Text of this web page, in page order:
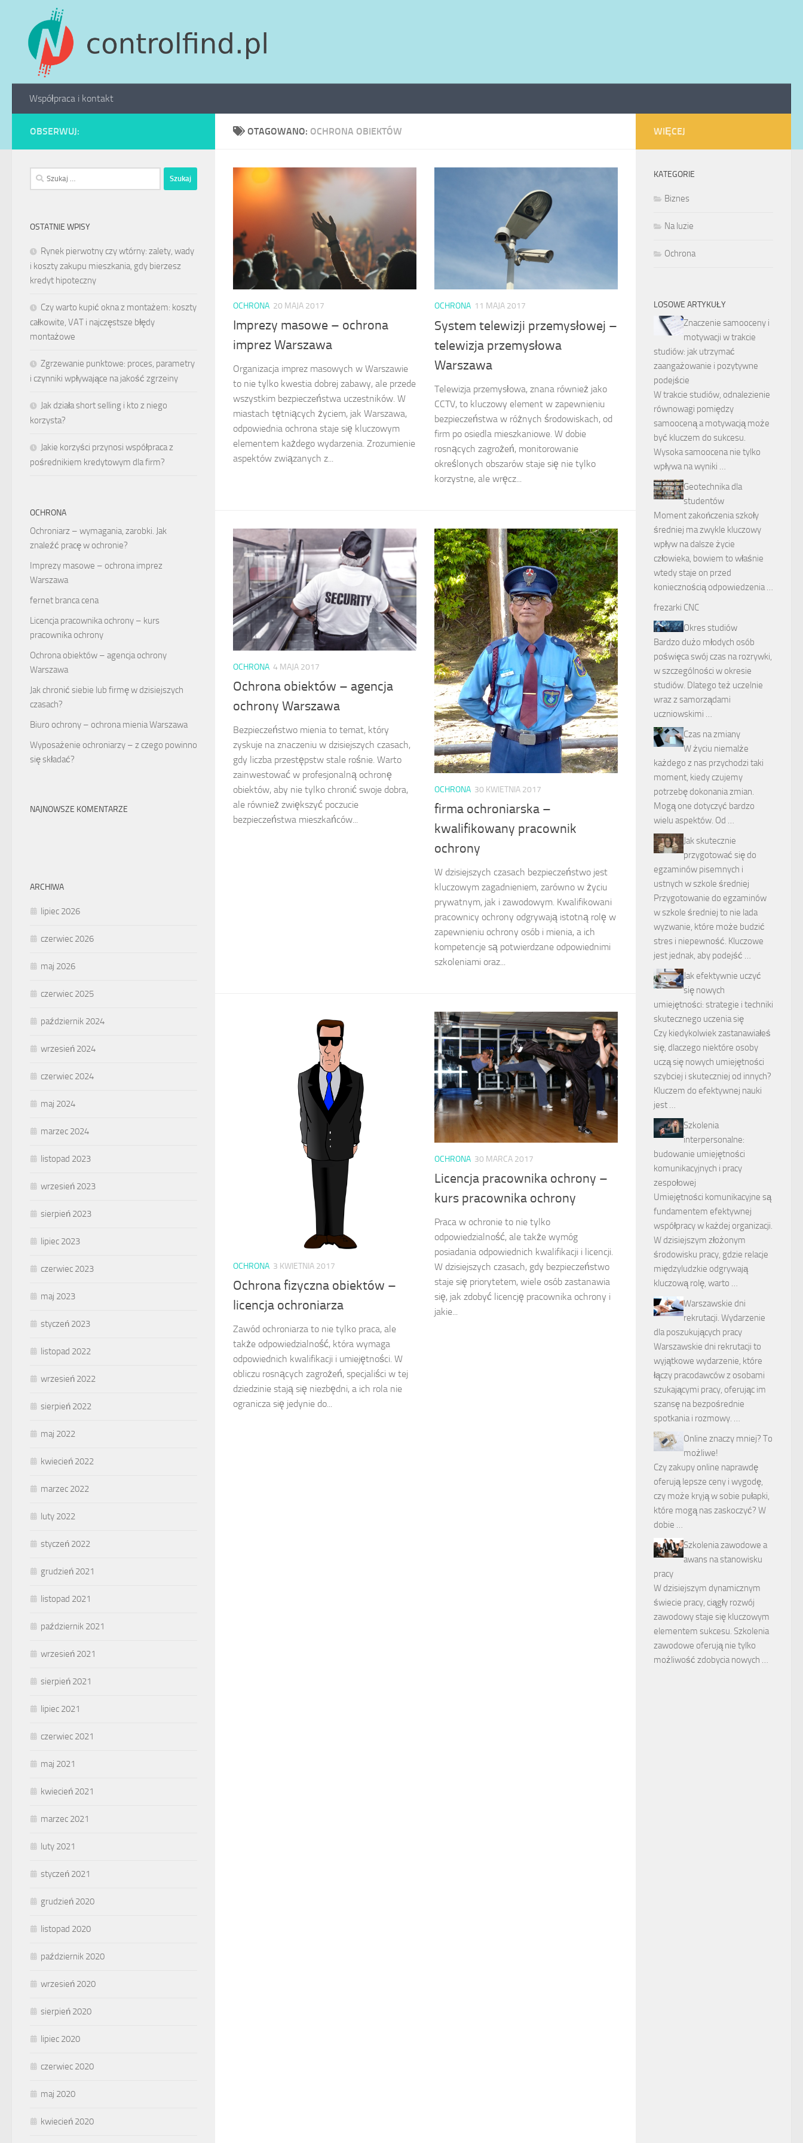
Skip to content
Współpraca i kontakt
OTAGOWANO: OCHRONA OBIEKTÓW
OCHRONA 20 MAJA 2017
Imprezy masowe – ochrona
imprez Warszawa
Organizacja imprez masowych w Warszawie
to nie tylko kwestia dobrej zabawy, ale przede
wszystkim bezpieczeństwa uczestników. W
miastach tętniących życiem, jak Warszawa,
odpowiednia ochrona staje się kluczowym
elementem każdego wydarzenia. Zrozumienie
aspektów związanych z...
OCHRONA 11 MAJA 2017
System telewizji przemysłowej –
telewizja przemysłowa
Warszawa
Telewizja przemysłowa, znana również jako
CCTV, to kluczowy element w zapewnieniu
bezpieczeństwa w różnych środowiskach, od
firm po osiedla mieszkaniowe. W dobie
rosnących zagrożeń, monitorowanie
określonych obszarów staje się nie tylko
korzystne, ale wręcz...
OCHRONA 4 MAJA 2017
Ochrona obiektów – agencja
ochrony Warszawa
Bezpieczeństwo mienia to temat, który
zyskuje na znaczeniu w dzisiejszych czasach,
gdy liczba przestępstw stale rośnie. Warto
zainwestować w profesjonalną ochronę
obiektów, aby nie tylko chronić swoje dobra,
ale również zwiększyć poczucie
bezpieczeństwa mieszkańców...
OCHRONA 30 KWIETNIA 2017
firma ochroniarska –
kwalifikowany pracownik
ochrony
W dzisiejszych czasach bezpieczeństwo jest
kluczowym zagadnieniem, zarówno w życiu
prywatnym, jak i zawodowym. Kwalifikowani
pracownicy ochrony odgrywają istotną rolę w
zapewnieniu ochrony osób i mienia, a ich
kompetencje są potwierdzane odpowiednimi
szkoleniami oraz...
OCHRONA 3 KWIETNIA 2017
Ochrona fizyczna obiektów –
licencja ochroniarza
Zawód ochroniarza to nie tylko praca, ale
także odpowiedzialność, która wymaga
odpowiednich kwalifikacji i umiejętności. W
obliczu rosnących zagrożeń, specjaliści w tej
dziedzinie stają się niezbędni, a ich rola nie
ogranicza się jedynie do...
OCHRONA 30 MARCA 2017
Licencja pracownika ochrony –
kurs pracownika ochrony
Praca w ochronie to nie tylko
odpowiedzialność, ale także wymóg
posiadania odpowiednich kwalifikacji i licencji.
W dzisiejszych czasach, gdy bezpieczeństwo
staje się priorytetem, wiele osób zastanawia
się, jak zdobyć licencję pracownika ochrony i
jakie...
OBSERWUJ:
Szukaj:
OSTATNIE WPISY
Rynek pierwotny czy wtórny: zalety, wady
i koszty zakupu mieszkania, gdy bierzesz
kredyt hipoteczny
Czy warto kupić okna z montażem: koszty
całkowite, VAT i najczęstsze błędy
montażowe
Zgrzewanie punktowe: proces, parametry
i czynniki wpływające na jakość zgrzeiny
Jak działa short selling i kto z niego
korzysta?
Jakie korzyści przynosi współpraca z
pośrednikiem kredytowym dla firm?
OCHRONA
Ochroniarz – wymagania, zarobki. Jak
znaleźć pracę w ochronie?
Imprezy masowe – ochrona imprez
Warszawa
fernet branca cena
Licencja pracownika ochrony – kurs
pracownika ochrony
Ochrona obiektów – agencja ochrony
Warszawa
Jak chronić siebie lub firmę w dzisiejszych
czasach?
Biuro ochrony – ochrona mienia Warszawa
Wyposażenie ochroniarzy – z czego powinno
się składać?
NAJNOWSZE KOMENTARZE
ARCHIWA
lipiec 2026
czerwiec 2026
maj 2026
czerwiec 2025
październik 2024
wrzesień 2024
czerwiec 2024
maj 2024
marzec 2024
listopad 2023
wrzesień 2023
sierpień 2023
lipiec 2023
czerwiec 2023
maj 2023
styczeń 2023
listopad 2022
wrzesień 2022
sierpień 2022
maj 2022
kwiecień 2022
marzec 2022
luty 2022
styczeń 2022
grudzień 2021
listopad 2021
październik 2021
wrzesień 2021
sierpień 2021
lipiec 2021
czerwiec 2021
maj 2021
kwiecień 2021
marzec 2021
luty 2021
styczeń 2021
grudzień 2020
listopad 2020
październik 2020
wrzesień 2020
sierpień 2020
lipiec 2020
czerwiec 2020
maj 2020
kwiecień 2020
WIĘCEJ
KATEGORIE
Biznes
Na luzie
Ochrona
LOSOWE ARTYKUŁY
Znaczenie samooceny i
motywacji w trakcie
studiów: jak utrzymać
zaangażowanie i pozytywne
podejście
W trakcie studiów, odnalezienie
równowagi pomiędzy
samooceną a motywacją może
być kluczem do sukcesu.
Wysoka samoocena nie tylko
wpływa na wyniki …
Geotechnika dla
studentów
Moment zakończenia szkoły
średniej ma zwykle kluczowy
wpływ na dalsze życie
człowieka, bowiem to właśnie
wtedy staje on przed
koniecznością odpowiedzenia …
frezarki CNC
Okres studiów
Bardzo dużo młodych osób
poświęca swój czas na rozrywki,
w szczególności w okresie
studiów. Dlatego też uczelnie
wraz z samorządami
uczniowskimi …
Czas na zmiany
W życiu niemalże
każdego z nas przychodzi taki
moment, kiedy czujemy
potrzebę dokonania zmian.
Mogą one dotyczyć bardzo
wielu aspektów. Od …
Jak skutecznie
przygotować się do
egzaminów pisemnych i
ustnych w szkole średniej
Przygotowanie do egzaminów
w szkole średniej to nie lada
wyzwanie, które może budzić
stres i niepewność. Kluczowe
jest jednak, aby podejść …
Jak efektywnie uczyć
się nowych
umiejętności: strategie i techniki
skutecznego uczenia się
Czy kiedykolwiek zastanawiałeś
się, dlaczego niektóre osoby
uczą się nowych umiejętności
szybciej i skuteczniej od innych?
Kluczem do efektywnej nauki
jest …
Szkolenia
interpersonalne:
budowanie umiejętności
komunikacyjnych i pracy
zespołowej
Umiejętności komunikacyjne są
fundamentem efektywnej
współpracy w każdej organizacji.
W dzisiejszym złożonym
środowisku pracy, gdzie relacje
międzyludzkie odgrywają
kluczową rolę, warto …
Warszawskie dni
rekrutacji. Wydarzenie
dla poszukujących pracy
Warszawskie dni rekrutacji to
wyjątkowe wydarzenie, które
łączy pracodawców z osobami
szukającymi pracy, oferując im
szansę na bezpośrednie
spotkania i rozmowy. …
Online znaczy mniej? To
możliwe!
Czy zakupy online naprawdę
oferują lepsze ceny i wygodę,
czy może kryją w sobie pułapki,
które mogą nas zaskoczyć? W
dobie …
Szkolenia zawodowe a
awans na stanowisku
pracy
W dzisiejszym dynamicznym
świecie pracy, ciągły rozwój
zawodowy staje się kluczowym
elementem sukcesu. Szkolenia
zawodowe oferują nie tylko
możliwość zdobycia nowych …